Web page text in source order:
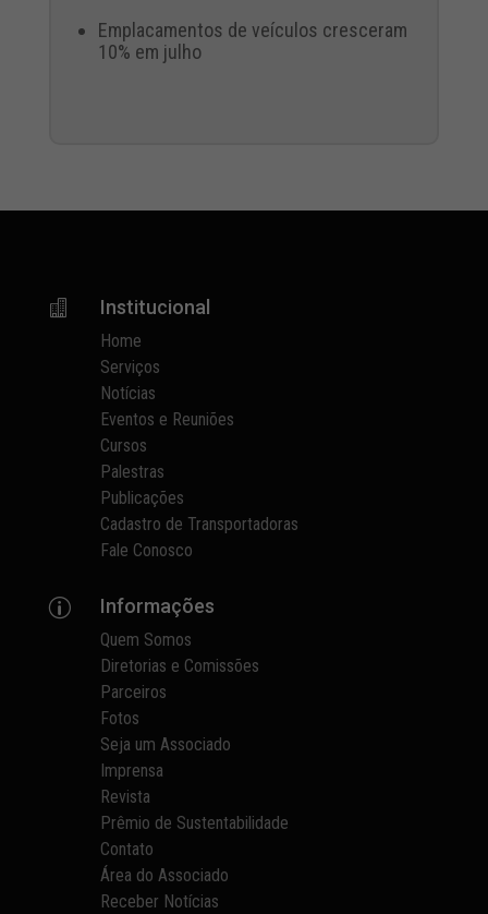
Emplacamentos de veículos cresceram
10% em julho
 Institucional
Home
Serviços
Notícias
Eventos e Reuniões
Cursos
Palestras
Publicações
Cadastro de Transportadoras
Fale Conosco
p Informações
Quem Somos
Diretorias e Comissões
Parceiros
Fotos
Seja um Associado
Imprensa
Revista
Prêmio de Sustentabilidade
Contato
Área do Associado
Receber Notícias